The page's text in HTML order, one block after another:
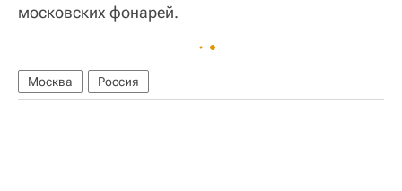
московских фонарей.
Москва Россия